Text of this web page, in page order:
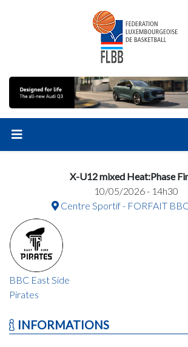
X-U12 mixed Heat:Phase
10/05/2026 - 14h30
Centre Sportif - FORFAIT
BBC East Side
Pirates
INFORMATIONS